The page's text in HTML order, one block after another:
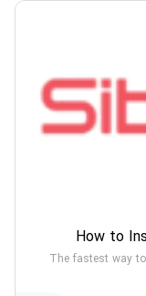
How to
The fastest way